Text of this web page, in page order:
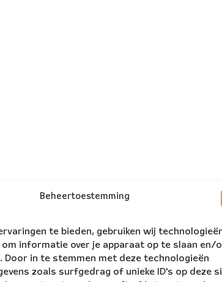
Beheertoestemming
te bieden, gebruiken wij
informatie over je apparaat op te slaan en/
Door in te stemmen met deze technologieën
zoals surfgedrag of unieke ID's op deze